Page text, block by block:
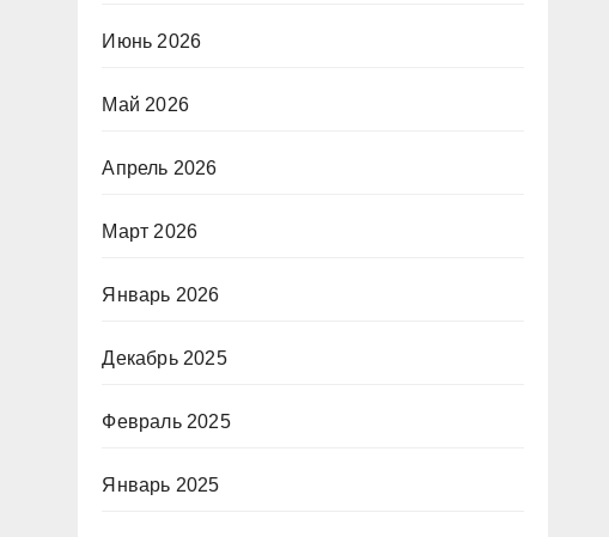
Июнь 2026
Май 2026
Апрель 2026
Март 2026
Январь 2026
Декабрь 2025
Февраль 2025
Январь 2025